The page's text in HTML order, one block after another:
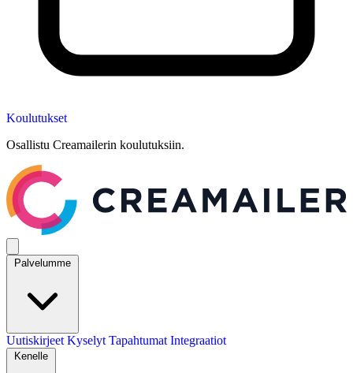
Koulutukset
Osallistu Creamailerin koulutuksiin.
Palvelumme
Uutiskirjeet Kyselyt Tapahtumat Integraatiot
Kenelle